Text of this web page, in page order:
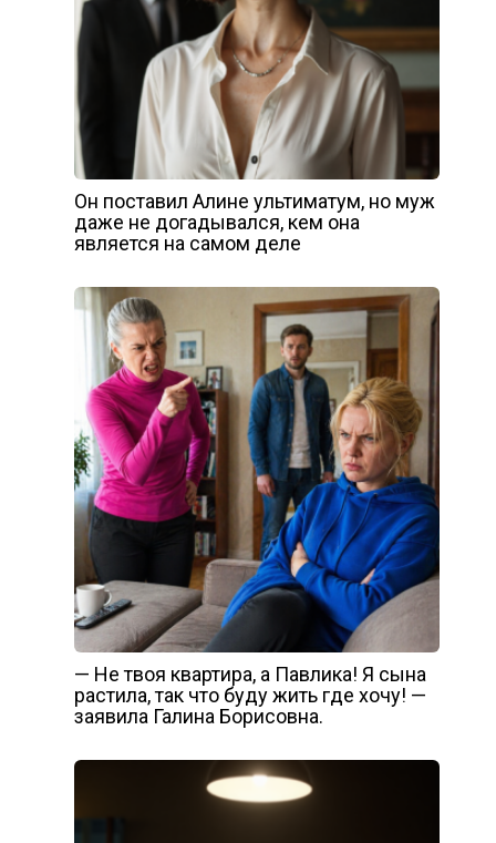
Он поставил Алине ультиматум, но муж
даже не догадывался, кем она
является на самом деле
— Не твоя квартира, а Павлика! Я сына
растила, так что буду жить где хочу! —
заявила Галина Борисовна.